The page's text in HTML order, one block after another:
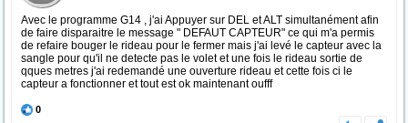
Avec le programme G14 , j'ai Appuyer sur DEL et ALT simultanément afin
de faire disparaitre le message " DEFAUT CAPTEUR" ce qui m'a permis
de refaire bouger le rideau pour le fermer mais j'ai levé le capteur avec la
sangle pour qu'il ne detecte pas le volet et une fois le rideau sortie de
qques metres j'ai redemandé une ouverture rideau et cette fois ci le
capteur a fonctionner et tout est ok maintenant oufff
0